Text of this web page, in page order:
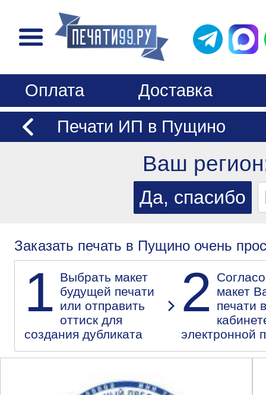
Оплата
Доставка
Печати ИП в Пущино
Ваш
Заказать печать в Пущино очень
1 Выбрать макет
будущей печати
или отправить
оттиск для
создания дубликата
2
макет
печати
электронной